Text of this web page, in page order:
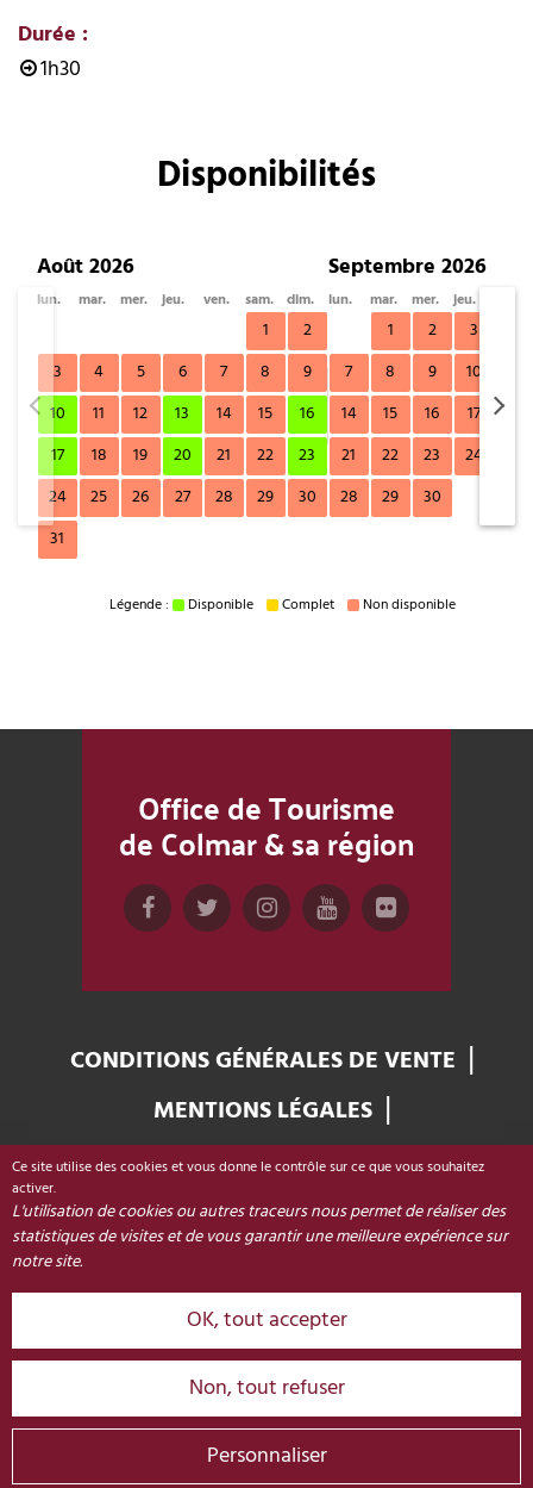
Durée :
1h30
Disponibilités
Août 2026
lun. mar. mer. jeu. ven. sam. dim.
1
2
3
4 5 6 7 8
9
10
11 12 13 14 15
16
17
18 19 20 21 22
23
24
25 26 27 28 29
30
31
Septembre 2026
lun. mar. mer. jeu.
1 2 3
7
8 9 10
14
15 16 17
21
22 23 24
28
29 30
Légende : Disponible Complet Non disponible
Office de Tourisme de Colmar & sa région
Place Unterlinden
+33 (0)3 89 20 68 92
CONTACT
Office de Tourisme
de Colmar & sa région
CONDITIONS GÉNÉRALES DE VENTE
MENTIONS LÉGALES
GESTION DES COOKIES
© 2026 Colmar Réservation
Ce site utilise des cookies et vous donne le contrôle sur ce que vous souhaitez
activer.
L'utilisation de cookies ou autres traceurs nous permet de réaliser des
statistiques de visites et de vous garantir une meilleure expérience sur
notre site.
OK, tout accepter
Non, tout refuser
Personnaliser